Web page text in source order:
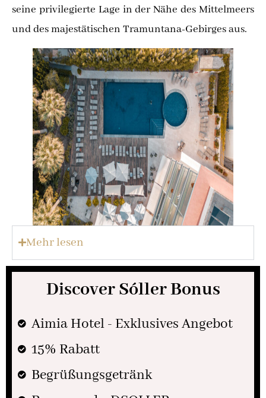
seine privilegierte Lage in der Nähe des Mittelmeers
und des majestätischen Tramuntana-Gebirges aus.
Mehr lesen
Discover Sóller Bonus
Aimia Hotel - Exklusives Angebot
15% Rabatt
Begrüßungsgetränk